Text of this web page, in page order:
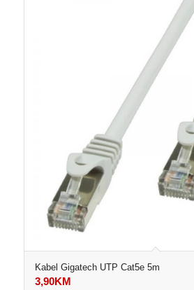
Kabel Gigatech UTP Cat5e 5m
3,90KM